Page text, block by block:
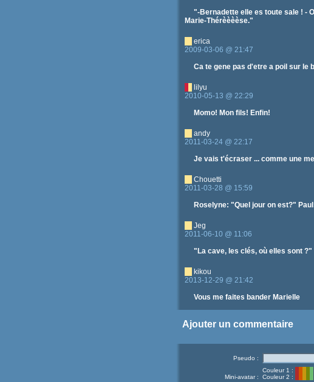
"-Bernadette elle es toute sale ! -
Marie-Thérèèèèse."
erica
2009-03-06 @ 21:47
Ca te gene pas d'etre a poil sur le
lilyu
2010-05-13 @ 22:29
Momo! Mon fils! Enfin!
andy
2011-03-24 @ 22:17
Je vais t'écraser ... comme une
Chouetti
2011-03-28 @ 15:59
Roselyne: "Quel jour on est?"
Jeg
2011-06-10 @ 11:06
"La cave, les clés, où elles sont ?"
kikou
2013-12-29 @ 21:42
Vous me faites bander Marielle
Ajouter un commentaire
Pseudo :
Mini-avatar :
Couleur 1 :
Couleur 2 :